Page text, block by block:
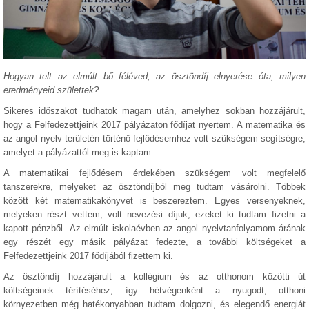
Hogyan telt az elmúlt bő féléved, az ösztöndíj elnyerése óta, milyen
eredményeid születtek?
Sikeres időszakot tudhatok magam után, amelyhez sokban hozzájárult,
hogy a Felfedezettjeink 2017 pályázaton fődíjat nyertem. A matematika és
az angol nyelv területén történő fejlődésemhez volt szükségem segítségre,
amelyet a pályázattól meg is kaptam.
A matematikai fejlődésem érdekében szükségem volt megfelelő
tanszerekre, melyeket az ösztöndíjból meg tudtam vásárolni. Többek
között két matematikakönyvet is beszereztem. Egyes versenyeknek,
melyeken részt vettem, volt nevezési díjuk, ezeket ki tudtam fizetni a
kapott pénzből. Az elmúlt iskolaévben az angol nyelvtanfolyamom árának
egy részét egy másik pályázat fedezte, a további költségeket a
Felfedezettjeink 2017 fődíjából fizettem ki.
Az ösztöndíj hozzájárult a kollégium és az otthonom közötti út
költségeinek térítéséhez, így hétvégenként a nyugodt, otthoni
környezetben még hatékonyabban tudtam dolgozni, és elegendő energiát